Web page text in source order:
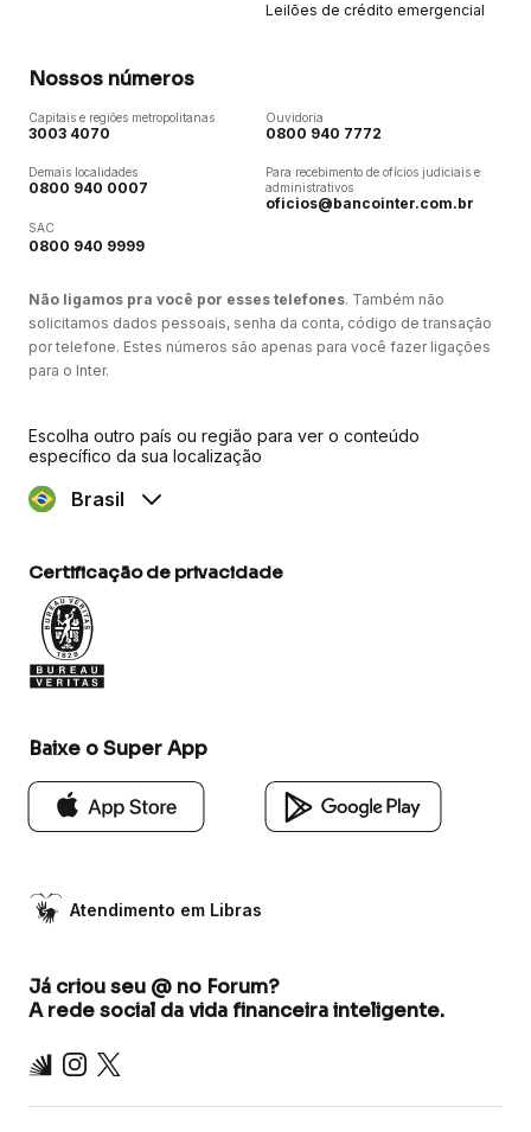
Leilões de crédito emergencial
Nossos números
Capitais e regiões metropolitanas
3003 4070
Demais localidades
0800 940 0007
SAC
0800 940 9999
Ouvidoria
0800 940 7772
Para recebimento de ofícios judiciais e
administrativos
oficios@bancointer.com.br
Não ligamos pra você por esses telefones. Também não
solicitamos dados pessoais, senha da conta, código de transação
por telefone. Estes números são apenas para você fazer ligações
para o Inter.
Escolha outro país ou região para ver o conteúdo
específico da sua localização
Brasil
Certificação de privacidade
Baixe o Super App
Atendimento em Libras
Já criou seu @ no Forum?
A rede social da vida financeira inteligente.
Inter Instagram
X